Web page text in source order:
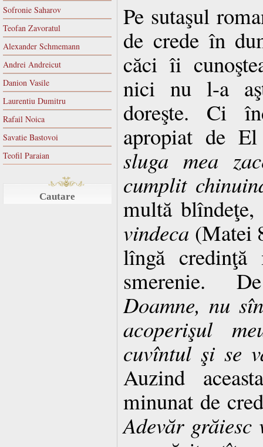
Sofronie Saharov
Teofan Zavoratul
Alexander Schmemann
Andrei Andreicut
Danion Vasile
Laurentiu Dumitru
Rafail Noica
Savatie Bastovoi
Teofil Paraian
Cautare
Pe sutaşul
de crede în
căci îi
nici nu l-a
doreşte. Ci
apropiat de
sluga mea
cumplit
multă
vindeca (Matei
lîngă credinţă
smerenie.
Doamne, nu
acoperişul
cuvîntul şi se
Auzind
minunat de
Adevăr